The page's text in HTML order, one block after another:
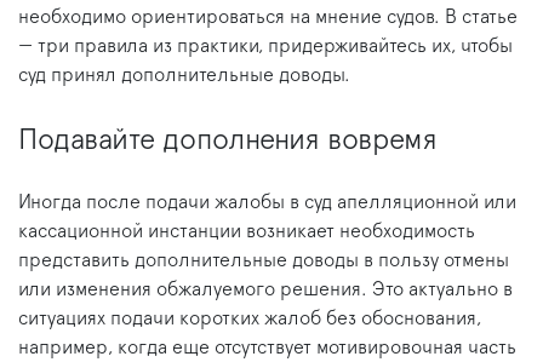
необходимо ориентироваться на мнение судов. В статье
— три правила из практики, придерживайтесь их, чтобы
суд принял дополнительные доводы.
Подавайте дополнения вовремя
Иногда после подачи жалобы в суд апелляционной или
кассационной инстанции возникает необходимость
представить дополнительные доводы в пользу отмены
или изменения обжалуемого решения. Это актуально в
ситуациях подачи коротких жалоб без обоснования,
например, когда еще отсутствует мотивировочная часть